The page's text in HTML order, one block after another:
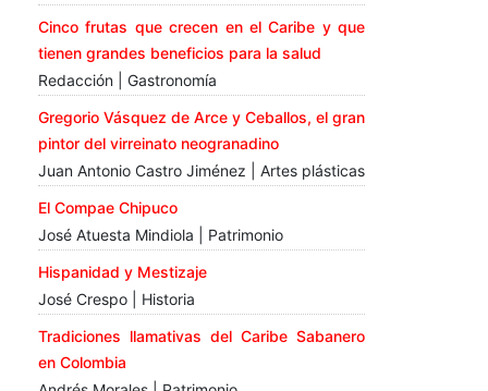
Cinco frutas que crecen en el Caribe y que
tienen grandes beneficios para la salud
Redacción | Gastronomía
Gregorio Vásquez de Arce y Ceballos, el gran
pintor del virreinato neogranadino
Juan Antonio Castro Jiménez | Artes plásticas
El Compae Chipuco
José Atuesta Mindiola | Patrimonio
Hispanidad y Mestizaje
José Crespo | Historia
Tradiciones llamativas del Caribe Sabanero
en Colombia